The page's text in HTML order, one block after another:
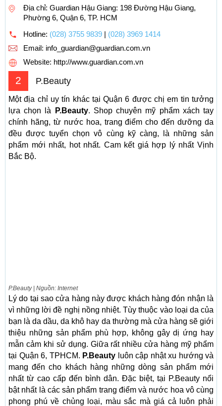
Địa chỉ: Guardian Hậu Giang: 198 Đường Hậu Giang,
Phường 6, Quận 6, TP. HCM
Hotline: (028) 3755 9839 | (028) 3969 1414
Email: info_guardian@guardian.com.vn
Website: http://www.guardian.com.vn
2 P.Beauty
Một địa chỉ uy tín khác tại Quận 6 được chị em tin tưởng
lựa chọn là
P.Beauty. Shop chuyên mỹ phẩm xách tay
chính hãng, từ nước hoa, trang điểm cho đến dưỡng da
đều được tuyển chọn vô cùng kỹ càng, là những sản
phẩm mới nhất, hot nhất. Cam kết giá hợp lý nhất Vịnh
Bắc Bộ.
P.Beauty | Nguồn: Internet
Lý do tại sao cửa hàng này được khách hàng đón nhận là
vì những lời đề nghị nồng nhiệt. Tùy thuộc vào loại da của
bạn là da dầu, da khô hay da thường mà cửa hàng sẽ giới
thiệu những sản phẩm phù hợp, không gây dị ứng hay
mẫn cảm khi sử dụng. Giữa rất nhiều cửa hàng mỹ phẩm
tại Quận 6, TPHCM. P.Beauty luôn cập nhật xu hướng và
mang đến cho khách hàng những dòng sản phẩm mới
nhất từ ​​cao cấp đến bình dân. Đặc biệt, tại P.Beauty nổi
bật nhất là các sản phẩm trang điểm và nước hoa vô cùng
phong phú về chủng loại, màu sắc mà giá cả luôn phải